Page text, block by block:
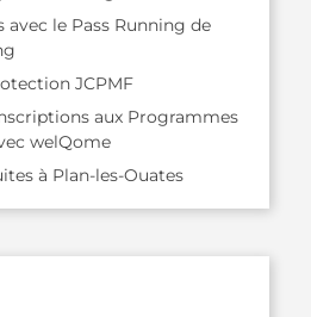
avec le Pass Running de
JCPMF
aux Programmes
welQome
à Plan-les-Ouates